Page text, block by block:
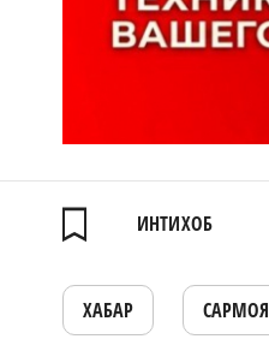
ИНТИХОБ
ХАБАР САРМОЯ